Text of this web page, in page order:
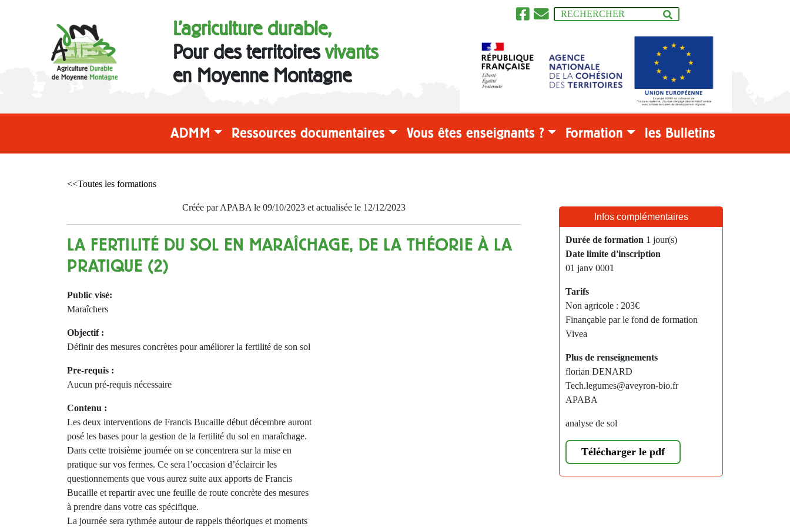
L'agriculture durable,
Pour des territoiresvivants
en Moyenne Montagne
ADMM Ressources documentaires Vous êtes enseignants ? Formation les Bulletins
<<Toutes les formations
Créée par APABA le 09/10/2023 et actualisée le 12/12/2023
LA FERTILITÉ DU SOL EN MARAÎCHAGE, DE LA THÉORIE À LA
PRATIQUE (2)
Public visé:
Maraîchers
Objectif :
Définir des mesures concrètes pour améliorer la fertilité de son sol
Pre-requis :
Aucun pré-requis nécessaire
Contenu :
Les deux interventions de Francis Bucaille début décembre auront
posé les bases pour la gestion de la fertilité du sol en maraîchage.
Dans cette troisième journée on se concentrera sur la mise en
pratique sur vos fermes. Ce sera l’occasion d’éclaircir les
questionnements que vous aurez suite aux apports de Francis
Bucaille et repartir avec une feuille de route concrète des mesures
à prendre dans votre cas spécifique.
La journée sera rythmée autour de rappels théoriques et moments
Infos complémentaires
Durée de formation 1 jour(s)
Date limite d'inscription
01 janv 0001
Tarifs
Non agricole : 203€
Finançable par le fond de formation
Vivea
Plus de renseignements
florian DENARD
Tech.legumes@aveyron-bio.fr
APABA
analyse de sol
Télécharger le pdf